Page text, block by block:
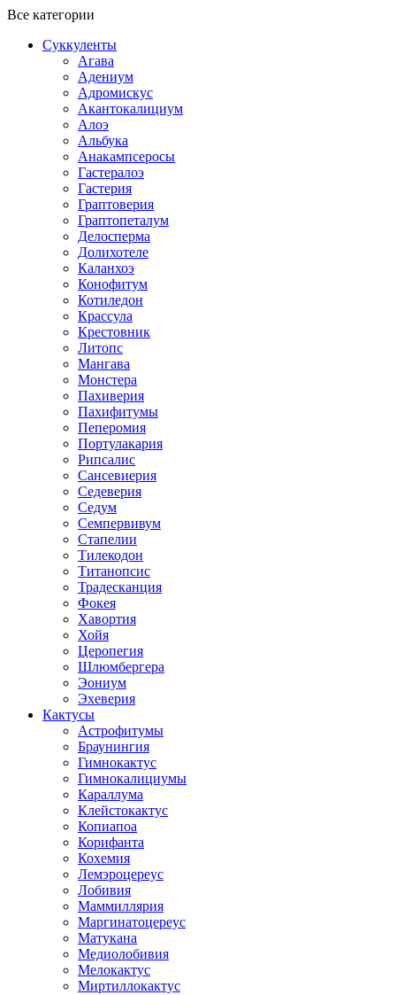
Все категории
Суккуленты
Агава
Адениум
Адромискус
Акантокалициум
Алоэ
Альбука
Анакампсеросы
Гастералоэ
Гастерия
Граптоверия
Граптопеталум
Делосперма
Долихотеле
Каланхоэ
Конофитум
Котиледон
Крассула
Крестовник
Литопс
Мангава
Монстера
Пахиверия
Пахифитумы
Пеперомия
Портулакария
Рипсалис
Сансевиерия
Седеверия
Седум
Семпервивум
Стапелии
Тилекодон
Титанопсис
Традесканция
Фокея
Хавортия
Хойя
Церопегия
Шлюмбергера
Эониум
Эхеверия
Кактусы
Астрофитумы
Браунингия
Гимнокактус
Гимнокалициумы
Караллума
Клейстокактус
Копиапоа
Корифанта
Кохемия
Лемэроцереус
Лобивия
Маммиллярия
Маргинатоцереус
Матукана
Медиолобивия
Мелокактус
Миртиллокактус